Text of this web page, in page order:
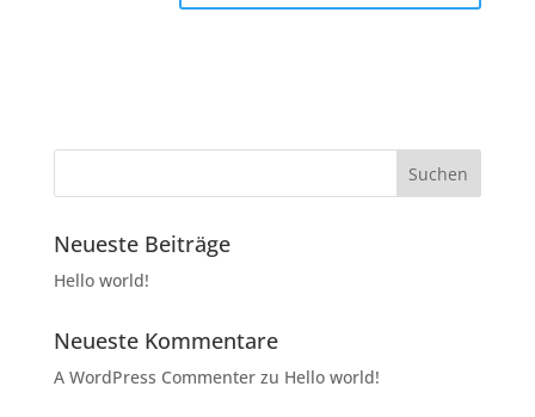
Neueste Beiträge
Hello world!
Neueste Kommentare
A WordPress Commenterzu Hello world!